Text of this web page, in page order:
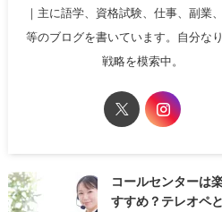
｜主に語学、資格試験、仕事、副業
等のブログを書いています。自分な
戦略を模索中。
コールセンターは
すすめ？テレオペ